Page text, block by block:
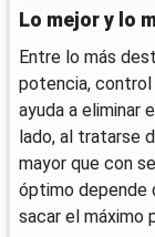
Lo mejor y lo
Entre lo más
potencia,
ayuda a eliminar
lado, al tratarse
mayor que con
óptimo depende
sacar el máximo